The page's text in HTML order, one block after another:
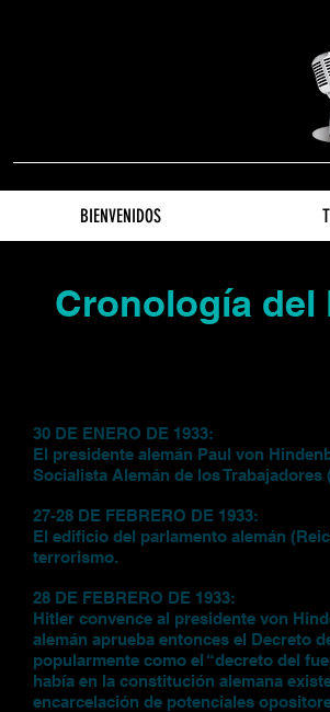
BIENVENIDOS
Cronología del
30 DE ENERO DE 1933:
El presidente alemán Paul von
Socialista Alemán de los Trabajadores
27-28 DE FEBRERO DE 1933:
El edificio del parlamento alemán
terrorismo.
28 DE FEBRERO DE 1933:
Hitler convence al presidente von
alemán aprueba entonces el Decreto
popularmente como el “decreto del
había en la constitución alemana
encarcelación de potenciales